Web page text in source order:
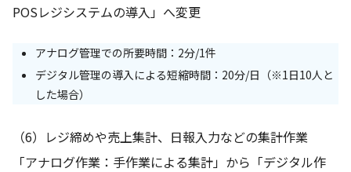
POSレジシステムの導入」へ変更
アナログ管理での所要時間：2分/1件
デジタル管理の導入による短縮時間：20分/日（※1日10人と
した場合）
（6）レジ締めや売上集計、日報入力などの集計作業
「アナログ作業：手作業による集計」から「デジタル作